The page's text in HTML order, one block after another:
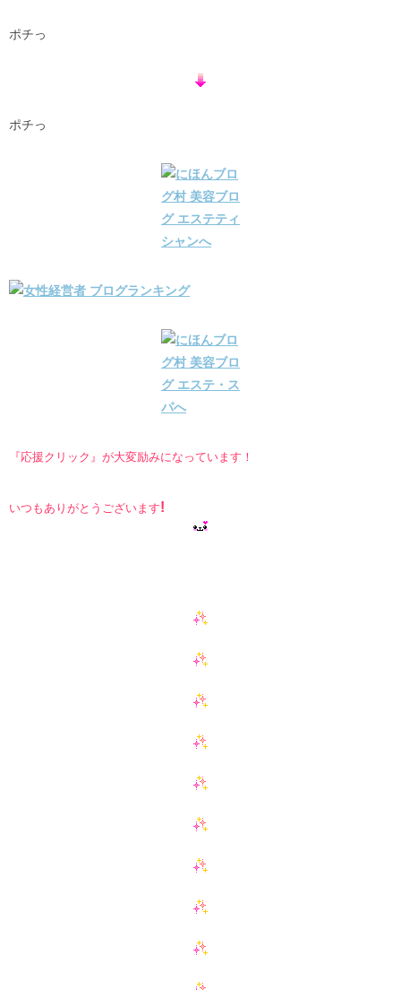
ポチっ
ポチっ
『応援クリック』が大変励みになっています！
いつもありがとうございます!